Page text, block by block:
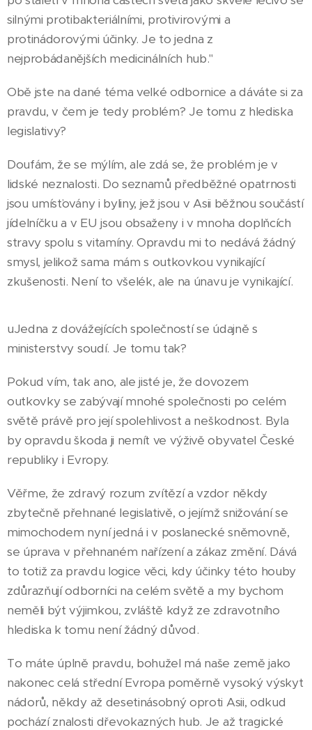
silnými protibakteriálními, protivirovými a
protinádorovými účinky. Je to jedna z
nejprobádanějších medicinálních hub."
Obě jste na dané téma velké odbornice a dáváte si za
pravdu, v čem je tedy problém? Je tomu z hlediska
legislativy?
Doufám, že se mýlím, ale zdá se, že problém je v
lidské neznalosti. Do seznamů předběžné opatrnosti
jsou umísťovány i byliny, jež jsou v Asii běžnou součástí
jídelníčku a v EU jsou obsaženy i v mnoha doplňcích
stravy spolu s vitamíny. Opravdu mi to nedává žádný
smysl, jelikož sama mám s outkovkou vynikající
zkušenosti. Není to všelék, ale na únavu je vynikající.
uJedna z dovážejících společností se údajně s
ministerstvy soudí. Je tomu tak?
Pokud vím, tak ano, ale jisté je, že dovozem
outkovky se zabývají mnohé společnosti po celém
světě právě pro její spolehlivost a neškodnost. Byla
by opravdu škoda ji nemít ve výživě obyvatel České
republiky i Evropy.
Věřme, že zdravý rozum zvítězí a vzdor někdy
zbytečně přehnané legislativě, o jejímž snižování se
mimochodem nyní jedná i v poslanecké sněmovně,
se úprava v přehnaném nařízení a zákaz změní. Dává
to totiž za pravdu logice věci, kdy účinky této houby
zdůrazňují odborníci na celém světě a my bychom
neměli být výjimkou, zvláště když ze zdravotního
hlediska k tomu není žádný důvod.
To máte úplně pravdu, bohužel má naše země jako
nakonec celá střední Evropa poměrně vysoký výskyt
nádorů, někdy až desetinásobný oproti Asii, odkud
pochází znalosti dřevokazných hub. Je až tragické